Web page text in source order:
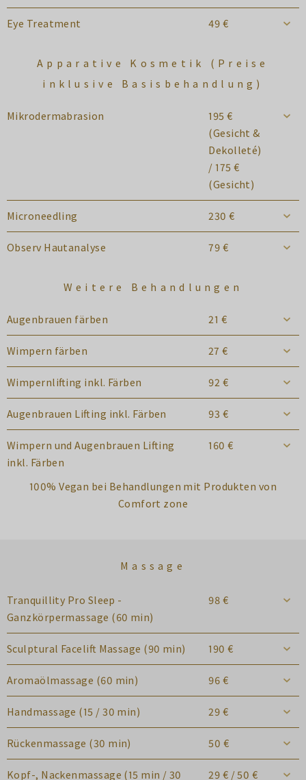
Eye Treatment 49 €
Apparative Kosmetik (Preise
inklusive Basisbehandlung)
Mikrodermabrasion
195 €
(Gesicht &
Dekolleté)
/ 175 €
(Gesicht)
Microneedling 230 €
Observ Hautanalyse 79 €
Weitere Behandlungen
Augenbrauen färben 21 €
Wimpern färben 27 €
Wimpernlifting inkl. Färben 92 €
Augenbrauen Lifting inkl. Färben 93 €
Wimpern und Augenbrauen Lifting
inkl. Färben
160 €
100% Vegan bei Behandlungen mit Produkten von
Comfort zone
Massage
Tranquillity Pro Sleep -
Ganzkörpermassage (60 min)
98 €
Sculptural Facelift Massage (90 min) 190 €
Aromaölmassage (60 min) 96 €
Handmassage (15 / 30 min) 29 €
Rückenmassage (30 min) 50 €
Kopf-, Nackenmassage (15 min / 30 29 € / 50 €